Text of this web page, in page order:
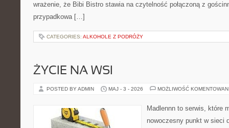
wrażenie, że Bibi Bistro stawia na czytelność połączoną z
przypadkowa […]
CATEGORIES: ALKOHOLE Z PODRÓŻY
ŻYCIE NA WSI
POSTED BY ADMIN MAJ - 3 - 2026 MOŻLIWOŚĆ
Madlennn to serwis, które
nowoczesny punkt w sieci